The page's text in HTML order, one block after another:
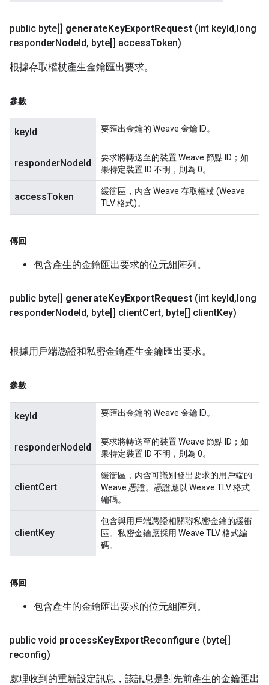
public byte[] generateKeyExportRequest (int keyId,long
responderNodeId, byte[] accessToken)
根據存取權杖產生金鑰匯出要求。
參數
keyId 要匯出金鑰的 Weave 金鑰 ID。
responderNodeId
要求將轉送至的裝置 Weave 節點 ID；如
果特定裝置 ID 不明，則為 0。
accessToken
緩衝區，內含 Weave 存取權杖 (Weave
TLV 格式)。
傳回
包含產生的金鑰匯出要求的位元組陣列。
public byte[] generateKeyExportRequest (int keyId,long
responderNodeId, byte[] clientCert, byte[] clientKey)
根據用戶端憑證和私密金鑰產生金鑰匯出要求。
參數
keyId 要匯出金鑰的 Weave 金鑰 ID。
responderNodeId
要求將轉送至的裝置 Weave 節點 ID；如
果特定裝置 ID 不明，則為 0。
clientCert
緩衝區，內含可識別發出要求的用戶端的
Weave 憑證。憑證應以 Weave TLV 格式
編碼。
clientKey
包含與用戶端憑證相關聯私密金鑰的緩衝
區。私密金鑰應採用 Weave TLV 格式編
碼。
傳回
包含產生的金鑰匯出要求的位元組陣列。
public void processKeyExportReconfigure (byte[]
reconfig)
處理收到的重新設定訊息，該訊息是對先前產生的金鑰匯出